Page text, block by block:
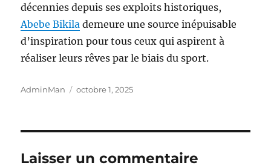
décennies depuis ses exploits historiques,
Abebe Bikila demeure une source inépuisable
d’inspiration pour tous ceux qui aspirent à
réaliser leurs rêves par le biais du sport.
Auteur
AdminMan
Publié
octobre 1, 2025
Laisser un commentaire